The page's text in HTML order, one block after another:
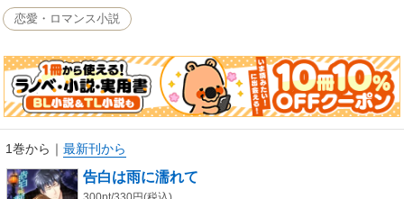
条件で渋々ドライブを承諾する。ドライブデート当日、雨に降られ、幽霊
の写真も撮れず、大切にしていたストラップさえなくしてしまい、悲嘆に
音に触れて――？
恋愛・ロマンス小説
1巻から ｜ 最新刊から
告白は雨に濡れて